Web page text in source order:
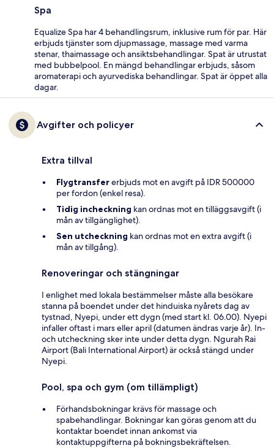
Spa
Equalize Spa har 4 behandlingsrum, inklusive rum för par. Här
erbjuds tjänster som djupmassage, massage med varma
stenar, thaimassage och ansiktsbehandlingar. Spat är utrustat
med bubbelpool. En mängd behandlingar erbjuds, såsom
aromaterapi och ayurvediska behandlingar. Spat är öppet alla
dagar.
Avgifter och policyer
Extra tillval
Flygtransfererbjuds mot en avgift på IDR 500000
per fordon (enkel resa).
Tidig incheckning kan ordnas mot en tilläggsavgift (i
mån av tillgänglighet).
Sen utcheckning kan ordnas mot en extra avgift (i
mån av tillgång).
Renoveringar och stängningar
I enlighet med lokala bestämmelser måste alla besökare
stanna på boendet under det hinduiska nyårets dag av
tystnad, Nyepi, under ett dygn (med start kl. 06.00). Nyepi
infaller oftast i mars eller april (datumen ändras varje år). In-
och utcheckning sker inte under detta dygn. Ngurah Rai
Airport (Bali International Airport) är också stängd under
Nyepi.
Pool, spa och gym (om tillämpligt)
Förhandsbokningar krävs för massage och
spabehandlingar. Bokningar kan göras genom att du
kontaktar boendet innan ankomst via
kontaktuppgifterna på bokningsbekräftelsen.